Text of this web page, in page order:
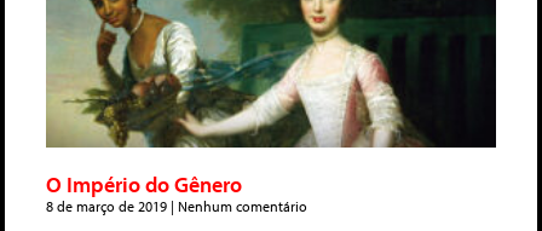
O Império do Gênero
8 de março de 2019 Nenhum comentário